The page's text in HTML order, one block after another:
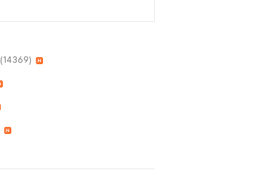
(14369)